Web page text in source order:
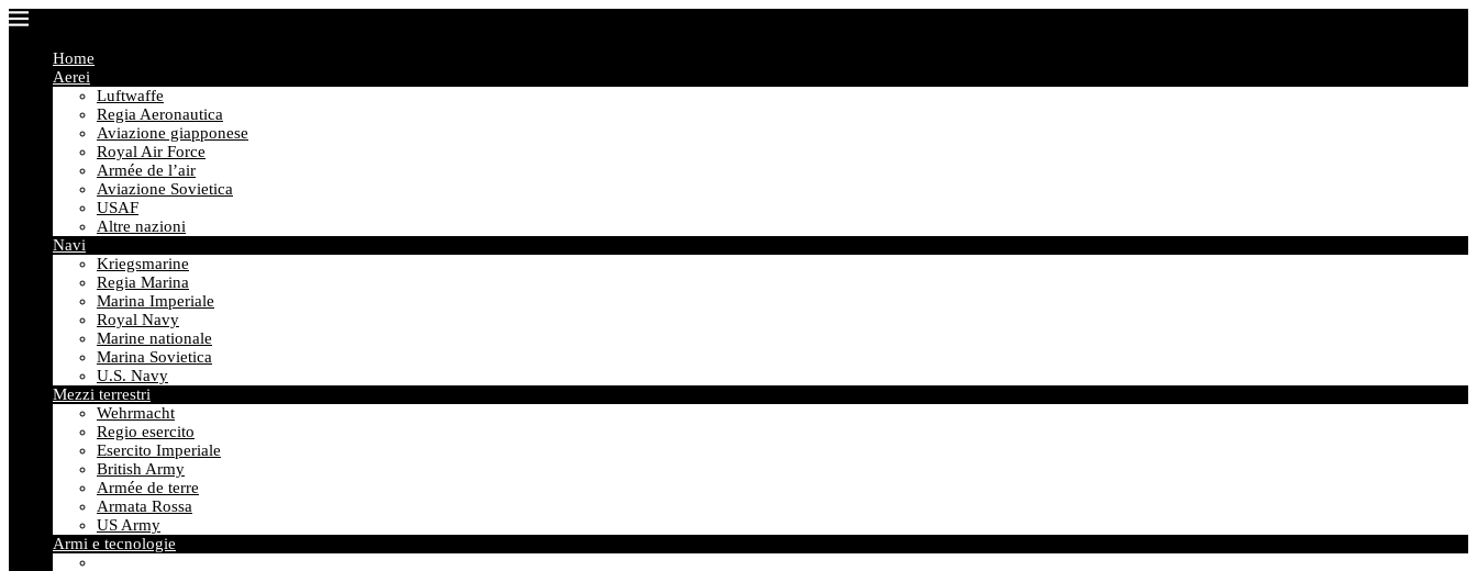
Home
Aerei
Luftwaffe
Regia Aeronautica
Aviazione giapponese
Royal Air Force
Armée de l’air
Aviazione Sovietica
USAF
Altre nazioni
Navi
Kriegsmarine
Regia Marina
Marina Imperiale
Royal Navy
Marine nationale
Marina Sovietica
U.S. Navy
Mezzi terrestri
Wehrmacht
Regio esercito
Esercito Imperiale
British Army
Armée de terre
Armata Rossa
US Army
Armi e tecnologie